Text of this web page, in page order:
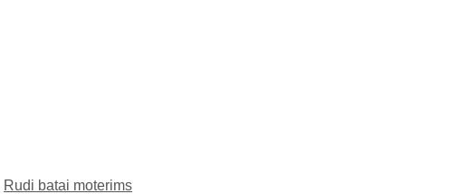
Rudi batai moterims